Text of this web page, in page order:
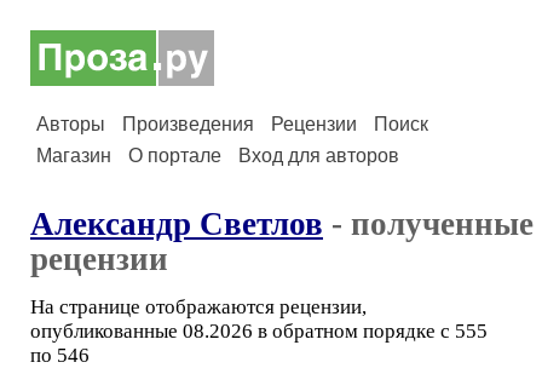
Авторы Произведения Рецензии
Поиск
Магазин
О портале Вход для авторов
Александр Светлов - полученные
рецензии
На странице отображаются рецензии,
опубликованные 08.2026 в обратном порядке с 555
по 546